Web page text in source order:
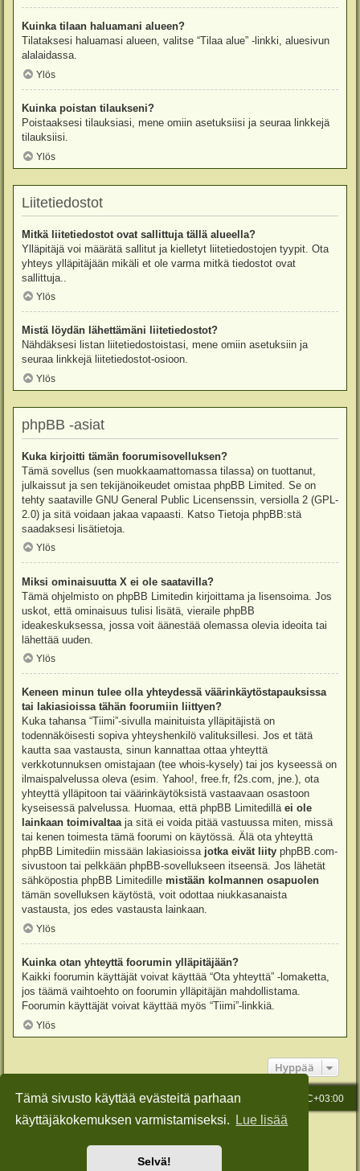
Tämä sivusto käyttää evästeitä parhaan
käyttäjäkokemuksen varmistamiseksi.
Lue lisää
Selvä!
Kuinka tilaan haluamani alueen?
Tilataksesi haluamasi alueen, valitse “Tilaa alue” -linkki, aluesivun
alalaidassa.
Ylös
Kuinka poistan tilaukseni?
Poistaaksesi tilauksiasi, mene omiin asetuksiisi ja seuraa linkkejä
tilauksiisi.
Ylös
Liitetiedostot
Mitkä liitetiedostot ovat sallittuja tällä alueella?
Ylläpitäjä voi määrätä sallitut ja kielletyt liitetiedostojen tyypit. Ota
yhteys ylläpitäjään mikäli et ole varma mitkä tiedostot ovat
sallittuja..
Ylös
Mistä löydän lähettämäni liitetiedostot?
Nähdäksesi listan liitetiedostoistasi, mene omiin asetuksiin ja
seuraa linkkejä liitetiedostot-osioon.
Ylös
phpBB -asiat
Kuka kirjoitti tämän foorumisovelluksen?
Tämä sovellus (sen muokkaamattomassa tilassa) on tuottanut,
julkaissut ja sen tekijänoikeudet omistaa phpBB Limited . Se on
tehty saataville GNU General Public Licensenssin, versiolla 2 (GPL-
2.0) ja sitä voidaan jakaa vapaasti. Katso Tietoja phpBB:stä
saadaksesi lisätietoja.
Ylös
Miksi ominaisuutta X ei ole saatavilla?
Tämä ohjelmisto on phpBB Limitedin kirjoittama ja lisensoima. Jos
uskot, että ominaisuus tulisi lisätä, vieraile phpBB
ideakeskuksessa , jossa voit äänestää olemassa olevia ideoita tai
lähettää uuden.
Ylös
Keneen minun tulee olla yhteydessä väärinkäytöstapauksissa
tai lakiasioissa tähän foorumiin liittyen?
Kuka tahansa “Tiimi”-sivulla mainituista ylläpitäjistä on
todennäköisesti sopiva yhteyshenkilö valituksillesi. Jos et tätä
kautta saa vastausta, sinun kannattaa ottaa yhteyttä
verkkotunnuksen omistajaan (tee whois-kysely) tai jos kyseessä on
ilmaispalvelussa oleva (esim. Yahoo!, free.fr, f2s.com, jne.), ota
yhteyttä ylläpitoon tai väärinkäytöksistä vastaavaan osastoon
kyseisessä palvelussa. Huomaa, että phpBB Limitedillä ei ole
lainkaan toimivaltaaja sitä ei voida pitää vastuussa miten, missä
tai kenen toimesta tämä foorumi on käytössä. Älä ota yhteyttä
phpBB Limitediin missään lakiasioissa jotka eivät liity phpBB.com-
sivustoon tai pelkkään phpBB-sovellukseen itseensä. Jos lähetät
sähköpostia phpBB Limitedille mistään kolmannen osapuolen
tämän sovelluksen käytöstä, voit odottaa niukkasanaista
vastausta, jos edes vastausta lainkaan.
Ylös
Kuinka otan yhteyttä foorumin ylläpitäjään?
Kaikki foorumin käyttäjät voivat käyttää “Ota yhteyttä” -lomaketta,
jos täämä vaihtoehto on foorumin ylläpitäjän mahdollistama.
Foorumin käyttäjät voivat käyttää myös “Tiimi”-linkkiä.
Ylös
Hyppää
Etusivu Kaikki ajat ovat UTC+03:00
Viesti Ylläpidolle
Keskustelufoorumin ohjelmistophpBB® Forum Software © phpBB Limited